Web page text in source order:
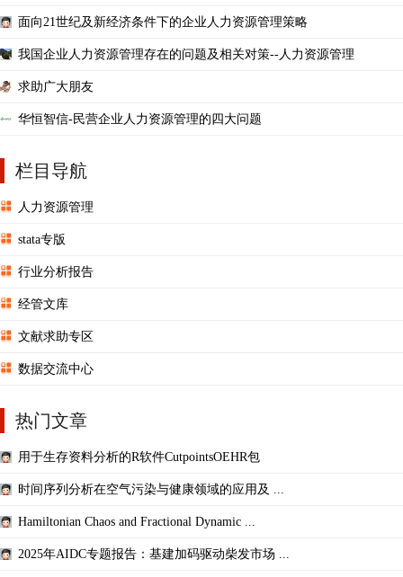
面向21世纪及新经济条件下的企业人力资源管理策略
我国企业人力资源管理存在的问题及相关对策--人力资源管理
求助广大朋友
华恒智信-民营企业人力资源管理的四大问题
栏目导航
人力资源管理
stata专版
行业分析报告
经管文库
文献求助专区
数据交流中心
热门文章
用于生存资料分析的R软件CutpointsOEHR包
时间序列分析在空气污染与健康领域的应用及 ...
Hamiltonian Chaos and Fractional Dynamic ...
2025年AIDC专题报告：基建加码驱动柴发市场 ...